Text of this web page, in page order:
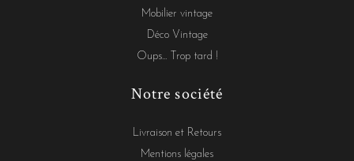
Mobilier vintage
Déco Vintage
Oups... Trop tard !
Notre société
Livraison et Retours
Mentions légales